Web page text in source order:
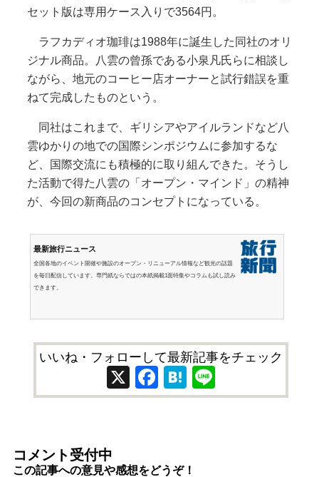
セット版は専用ケース入りで3564円。
ラフカディオ珈琲は1988年に誕生した同社のオリ
ジナル商品。八雲の曾孫である小泉凡氏らに相談し
ながら、地元のコーヒー店オーナーと試行錯誤を重
ねて完成したものという。
同社はこれまで、ギリシアやアイルランドなど八
雲ゆかりの地での国際シンポジウムに参加するな
ど、国際交流にも積極的に取り組んできた。そうし
た活動で得た八雲の「オープン・マインド」の精神
が、今回の新商品のコンセプトになっている。
最新旅行ニュース
全国各地のイベント開催や施設のオープン・リニューアル情報など観光の話題
を毎日配信しています。専門紙ならではの本紙掲載1面特集やコラムも試し読み
できます。
いいね・フォローして最新記事をチェック
X Facebook
Hatena
コメント受付中
この記事への意見や感想をどうぞ！